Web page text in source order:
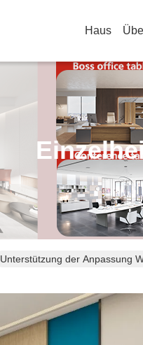
Haus
Unterstützung der Anpassung